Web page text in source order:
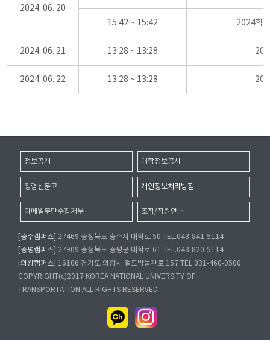
2024. 06. 20
15:42 ~ 15:42 2024학
2024. 06. 21 13:28 ~ 13:28
2024. 06. 22 13:28 ~ 13:28
정보공개 대학정보공시
청렴신문고 개인정보처리방침
이메일무단수집거부 조직/직원안내
[충주캠퍼스]
27469 충청북도 충주시 대학로 50 TEL.043-841-5114
[증평캠퍼스]
27909 충청북도 증평군 대학로 61 TEL.043-820-5114
[의왕캠퍼스]
16106 경기도 의왕시 철도박물관로 157 TEL.031-460-0500
COPYRIGHT(c)2017 KOREA NATIONAL UNIVERSITY OF
TRANSPORTATION.ALL RIGHTS RESERVED